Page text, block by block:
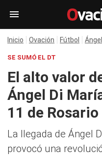
Inicio Ovación Fútbol
SE SUMÓ EL DT
El alto valor
Ángel Di
11 de
La llegada de Ángel
provocó una